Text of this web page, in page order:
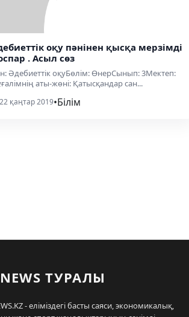
оқу пәнінен қысқа мерзімді
. Асыл сөз
Әдебиеттік оқуБөлім: ӨнерСынып: 3Мектеп:
аты-жөні: Қатысқандар сан...
22 қаңтар 2019•Білім
ТУРАЛЫ
- еліміздегі басты саяси, экономикалық,